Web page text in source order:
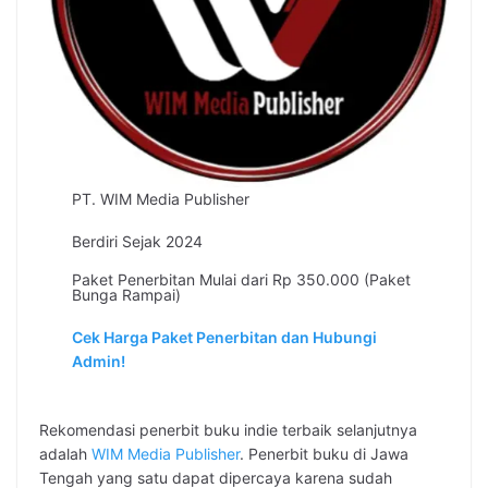
PT. WIM Media Publisher
Berdiri Sejak 2024
Paket Penerbitan Mulai dari Rp 350.000 (Paket
Bunga Rampai)
Cek Harga Paket Penerbitan dan Hubungi
Admin!
Rekomendasi penerbit buku indie terbaik selanjutnya
adalah WIM Media Publisher. Penerbit buku di Jawa
Tengah yang satu dapat dipercaya karena sudah